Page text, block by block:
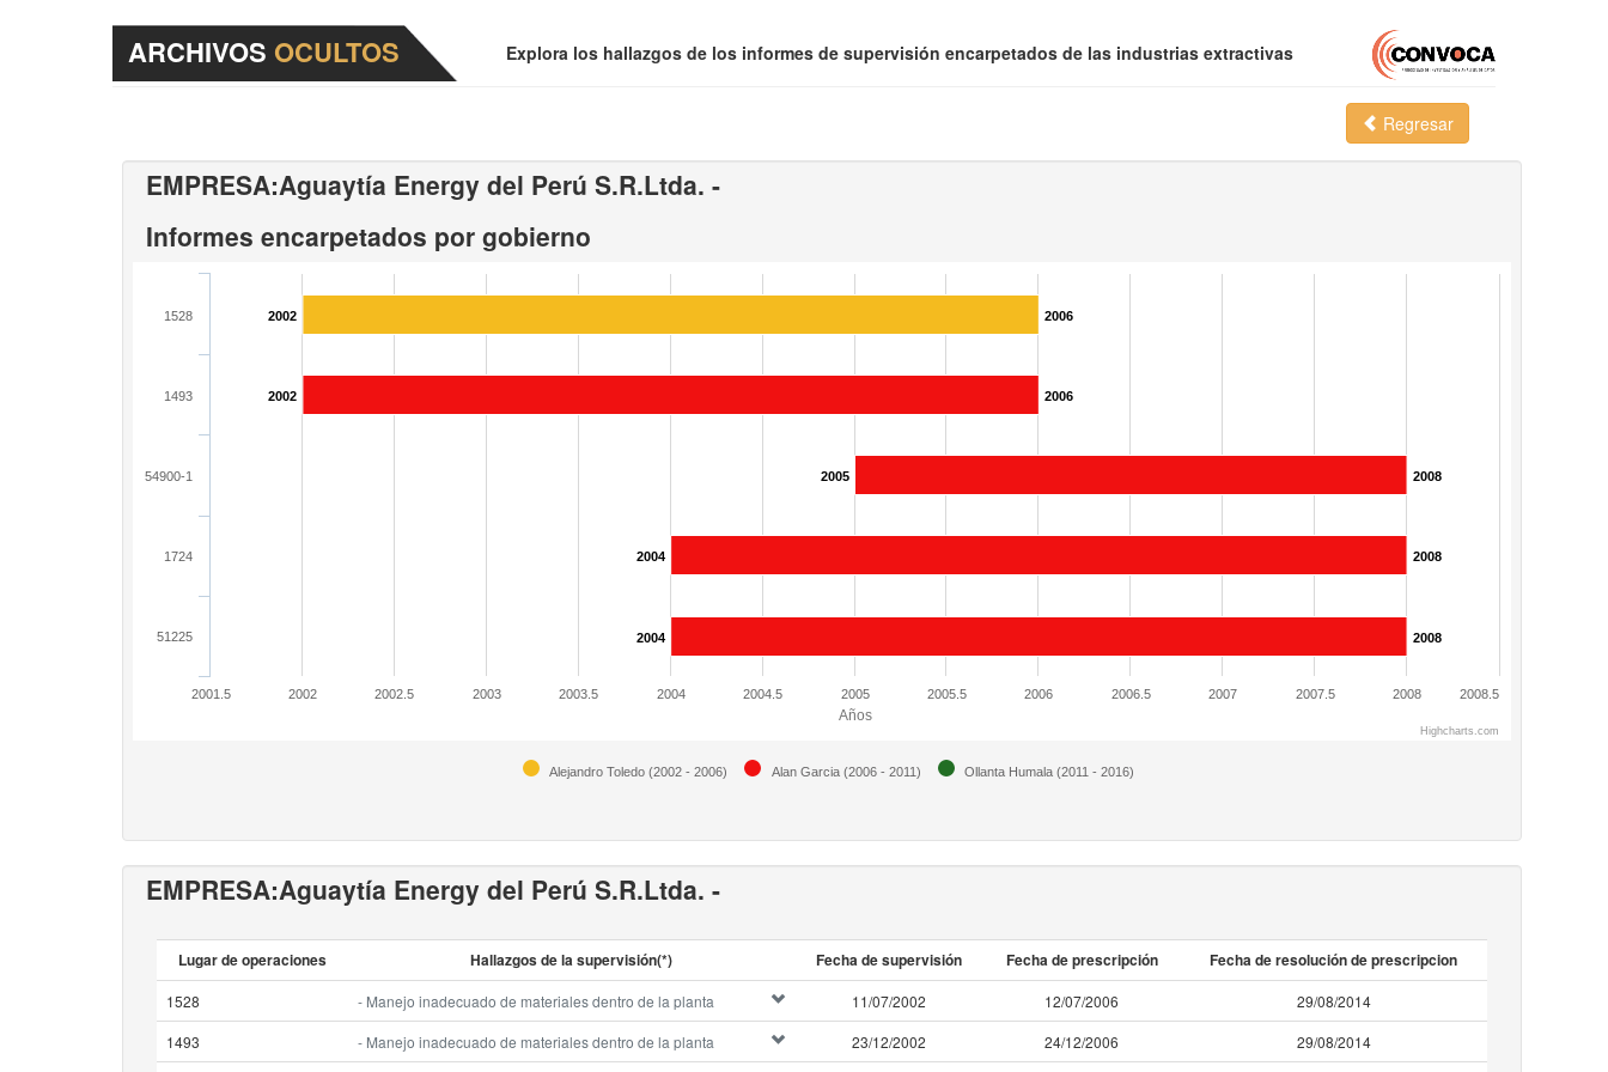
ARCHIVOS OCULTOS Explora los hallazgos de los informes de supervisión encarpetados de las industrias extractivas
Regresar
EMPRESA:Aguaytía Energy del Perú S.R.Ltda. -
Informes encarpetados por gobierno
Años
2006
2006
2008
2008
2008
2002
2002
2005
2004
2004
1528
1493
54900-1
1724
51225
2001.5 2002 2002.5 2003 2003.5 2004 2004.5 2005 2005.5 2006 2006.5 2007 2007.5 2008 2008.5
Highcharts.com
Alejandro Toledo (2002 - 2006) Alan Garcia (2006 - 2011) Ollanta Humala (2011 - 2016)
EMPRESA:Aguaytía Energy del Perú S.R.Ltda. -
Lugar de operaciones Hallazgos de la supervisión(*) Fecha de supervisión Fecha de prescripción Fecha de resolución de prescripcion
1528 - Manejo inadecuado de materiales dentro de la planta 11/07/2002 12/07/2006
29/08/2014
1493
- Manejo inadecuado de materiales dentro de la planta 23/12/2002 24/12/2006
29/08/2014